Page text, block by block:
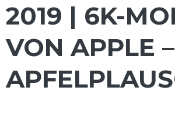
2019 | 6K-
VON APPLE –